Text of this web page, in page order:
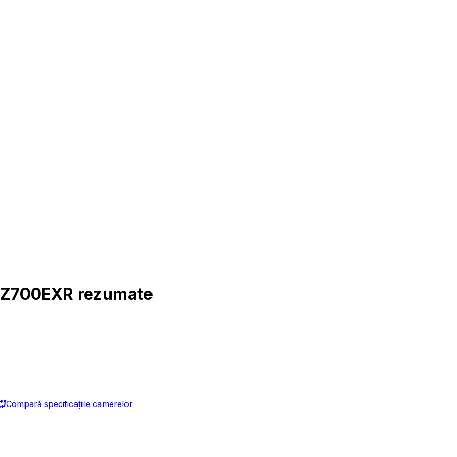
rezumate
Compară specificațiile camerelor